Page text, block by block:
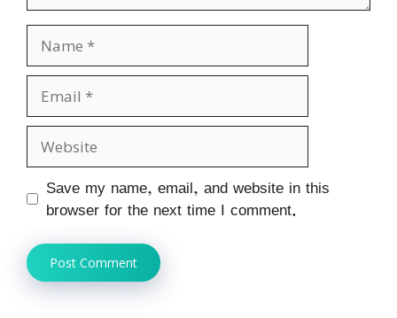
Name
Email
Website
Save my name, email, and website in this
browser for the next time I comment.